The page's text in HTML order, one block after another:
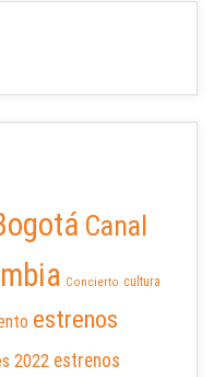
Canal
Concierto cultura
estrenos
2022 estrenos